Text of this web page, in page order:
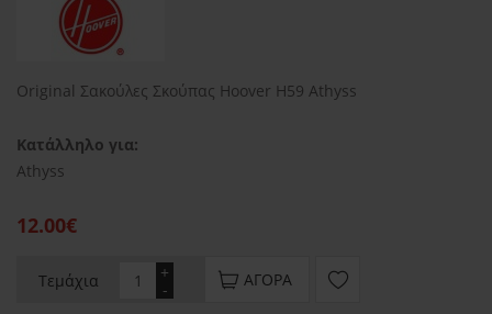
Original Σακούλες Σκούπας Hoover H59 Athyss
Κατάλληλο για:
Athyss
12.00€
Τεμάχια -
+ ΑΓΟΡΆ